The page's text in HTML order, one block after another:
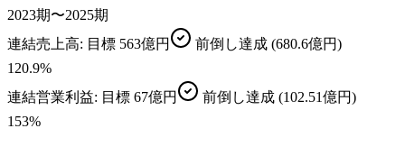
2023期〜2025期
連結売上高: 目標 563億円 前倒し達成 (680.6億円)
120.9%
連結営業利益: 目標 67億円 前倒し達成 (102.51億円)
153%